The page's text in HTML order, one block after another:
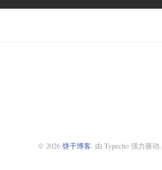
© 2026 饼干博客. 由 Typecho 强力驱动.